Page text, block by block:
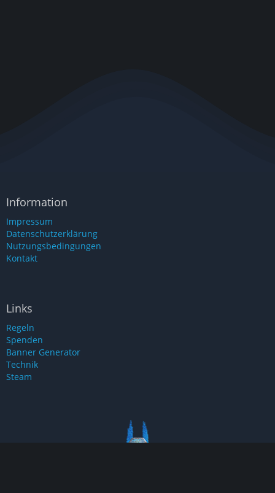
Information
Impressum
Datenschutzerklärung
Nutzungsbedingungen
Kontakt
Links
Regeln
Spenden
Banner Generator
Technik
Steam